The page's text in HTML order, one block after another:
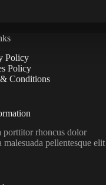
Policy
Policy
Conditions
porttitor rhoncus dolor
malesuada pellentesque elit